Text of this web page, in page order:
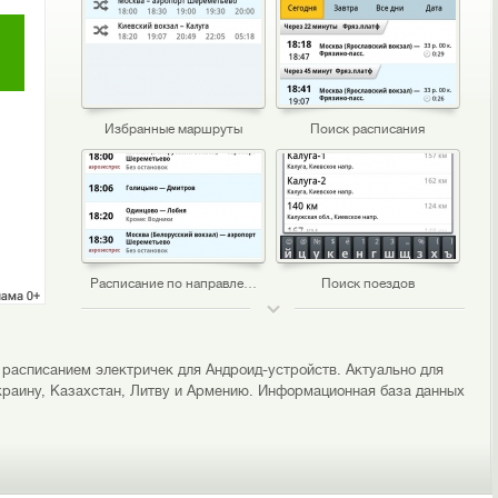
Избранные маршруты Поиск расписания
Расписание по направлению Поиск поездов
электричек для Андроид-устройств. Актуально для
Казахстан, Литву и Армению. Информационная база данных